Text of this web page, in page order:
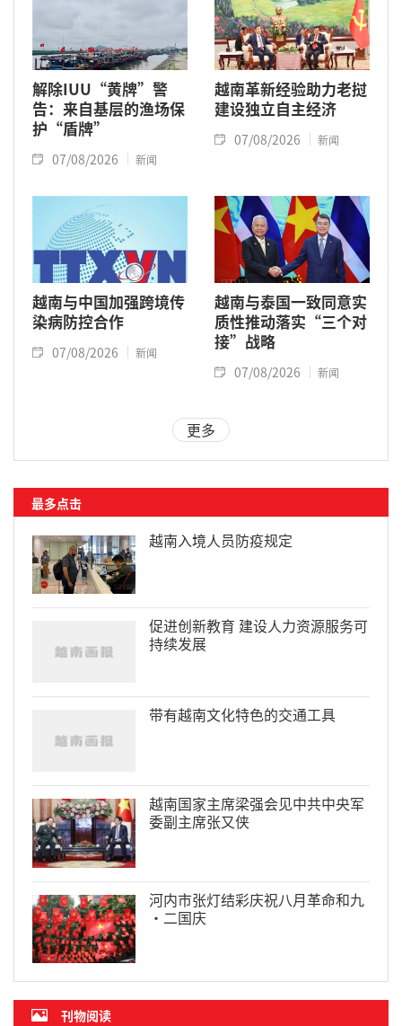
解除IUU“黄牌”警
告：来自基层的渔场保
护“盾牌”
07/08/2026 新闻
越南革新经验助力老挝
建设独立自主经济
07/08/2026 新闻
越南与中国加强跨境传
染病防控合作
07/08/2026 新闻
越南与泰国一致同意实
质性推动落实“三个对
接”战略
07/08/2026 新闻
更多
最多点击
越南入境人员防疫规定
促进创新教育 建设人力资源服务可
持续发展
带有越南文化特色的交通工具
越南国家主席梁强会见中共中央军
委副主席张又侠
河内市张灯结彩庆祝八月革命和九
·二国庆
刊物阅读